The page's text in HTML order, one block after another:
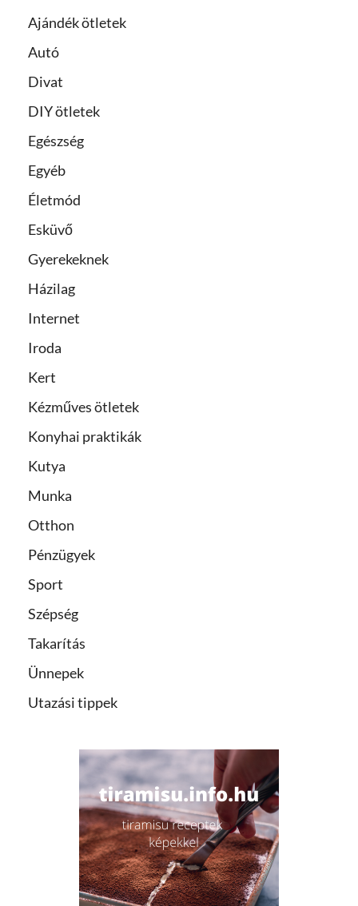
Ajándék ötletek
Autó
Divat
DIY ötletek
Egészség
Egyéb
Életmód
Esküvő
Gyerekeknek
Házilag
Internet
Iroda
Kert
Kézműves ötletek
Konyhai praktikák
Kutya
Munka
Otthon
Pénzügyek
Sport
Szépség
Takarítás
Ünnepek
Utazási tippek